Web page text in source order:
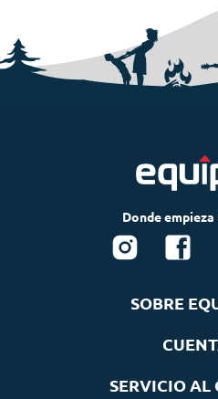
SOBRE
Nuestras
SERVICIO AL